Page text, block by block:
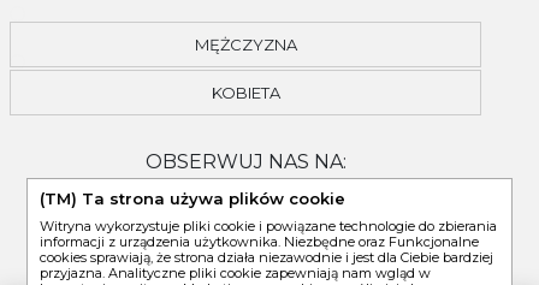
MĘŻCZYZNA
KOBIETA
OBSERWUJ NAS NA:
(TM) Ta strona używa plików cookie
Witryna wykorzystuje pliki cookie i powiązane technologie do zbierania
informacji z urządzenia użytkownika. Niezbędne oraz Funkcjonalne
cookies sprawiają, że strona działa niezawodnie i jest dla Ciebie bardziej
przyjazna. Analityczne pliki cookie zapewniają nam wgląd w